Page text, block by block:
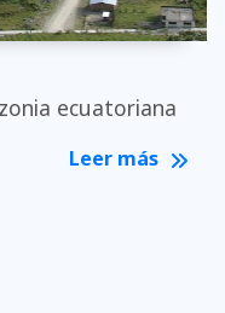
ecuatoriana
Leer más